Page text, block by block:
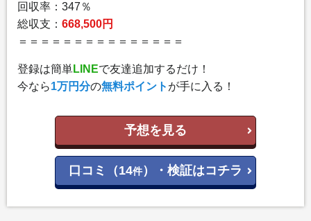
回収率：347％
総収支： 668,500円
＝＝＝＝＝＝＝＝＝＝＝＝＝＝＝
登録は簡単LINEで友達追加するだけ！
今なら1万円分の無料ポイント が手に入る！
予想を見る
口コミ（14件）・検証はコチラ